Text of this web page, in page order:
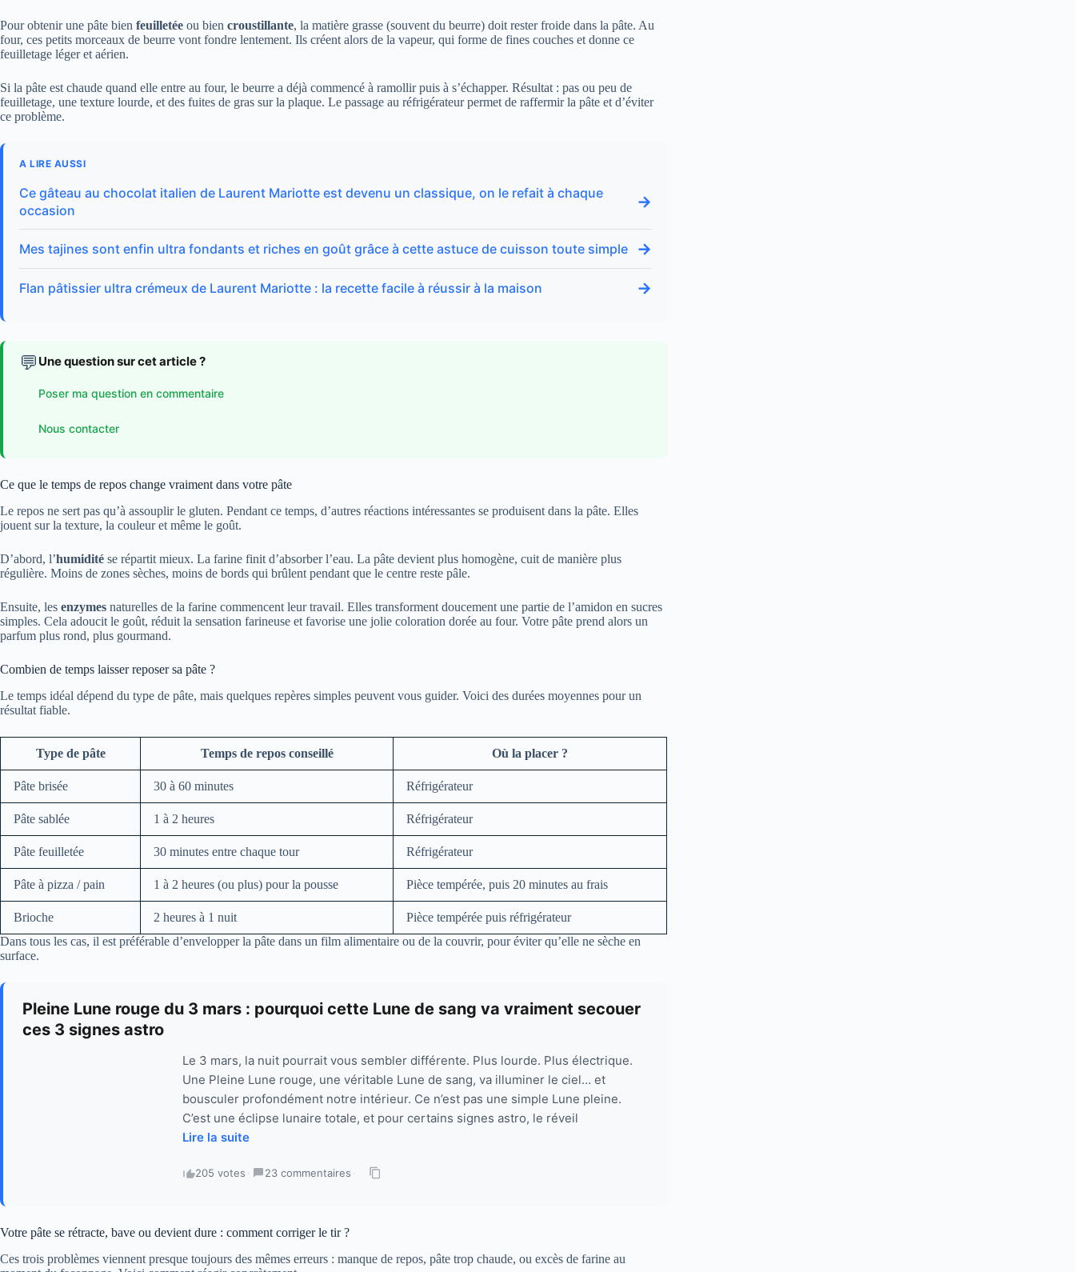
Pour obtenir une pâte bien feuilletée ou bien croustillante, la matière grasse (souvent du beurre) doit rester froide dans la pâte. Au
four, ces petits morceaux de beurre vont fondre lentement. Ils créent alors de la vapeur, qui forme de fines couches et donne ce
feuilletage léger et aérien.
Si la pâte est chaude quand elle entre au four, le beurre a déjà commencé à ramollir puis à s’échapper. Résultat : pas ou peu de
feuilletage, une texture lourde, et des fuites de gras sur la plaque. Le passage au réfrigérateur permet de raffermir la pâte et d’éviter
ce problème.
A LIRE AUSSI
Ce gâteau au chocolat italien de Laurent Mariotte est devenu un classique, on le refait à chaque
occasion
→
Mes tajines sont enfin ultra fondants et riches en goût grâce à cette astuce de cuisson toute simple →
Flan pâtissier ultra crémeux de Laurent Mariotte : la recette facile à réussir à la maison →
💬 Une question sur cet article ?
Poser ma question en commentaire
Nous contacter
Ce que le temps de repos change vraiment dans votre pâte
Le repos ne sert pas qu’à assouplir le gluten. Pendant ce temps, d’autres réactions intéressantes se produisent dans la pâte. Elles
jouent sur la texture, la couleur et même le goût.
D’abord, l’humidité se répartit mieux. La farine finit d’absorber l’eau. La pâte devient plus homogène, cuit de manière plus
régulière. Moins de zones sèches, moins de bords qui brûlent pendant que le centre reste pâle.
Ensuite, les enzymes naturelles de la farine commencent leur travail. Elles transforment doucement une partie de l’amidon en sucres
simples. Cela adoucit le goût, réduit la sensation farineuse et favorise une jolie coloration dorée au four. Votre pâte prend alors un
parfum plus rond, plus gourmand.
Combien de temps laisser reposer sa pâte ?
Le temps idéal dépend du type de pâte, mais quelques repères simples peuvent vous guider. Voici des durées moyennes pour un
résultat fiable.
Type de pâte Temps de repos conseillé Où la placer ?
Pâte brisée 30 à 60 minutes Réfrigérateur
Pâte sablée 1 à 2 heures Réfrigérateur
Pâte feuilletée 30 minutes entre chaque tour Réfrigérateur
Pâte à pizza / pain 1 à 2 heures (ou plus) pour la pousse Pièce tempérée, puis 20 minutes au frais
Brioche 2 heures à 1 nuit
Pièce tempérée puis réfrigérateur
Dans tous les cas, il est préférable d’envelopper la pâte dans un film alimentaire ou de la couvrir, pour éviter qu’elle ne sèche en
surface.
Pleine Lune rouge du 3 mars : pourquoi cette Lune de sang va vraiment secouer
ces 3 signes astro
Le 3 mars, la nuit pourrait vous sembler différente. Plus lourde. Plus électrique.
Une Pleine Lune rouge, une véritable Lune de sang, va illuminer le ciel… et
bousculer profondément notre intérieur. Ce n’est pas une simple Lune pleine.
C’est une éclipse lunaire totale, et pour certains signes astro, le réveil
Lire la suite
205 votes · 23 commentaires ·
Votre pâte se rétracte, bave ou devient dure : comment corriger le tir ?
Ces trois problèmes viennent presque toujours des mêmes erreurs : manque de repos, pâte trop chaude, ou excès de farine au